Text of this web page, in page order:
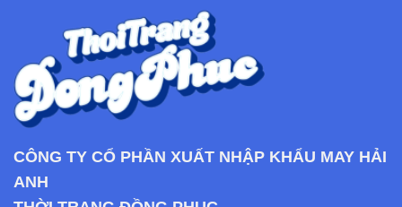
CÔNG TY CỔ PHẦN XUẤT NHẬP KHẨU MAY HẢI
ANH